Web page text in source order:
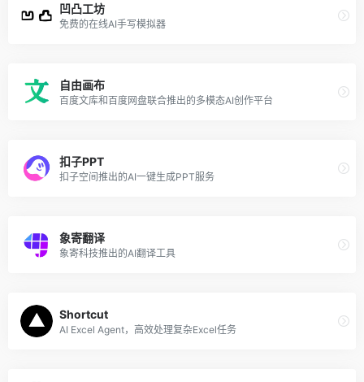
凹凸工坊
免费的在线AI手写模拟器
自由画布
百度文库和百度网盘联合推出的多模态AI创作平台
扣子PPT
扣子空间推出的AI一键生成PPT服务
象寄翻译
象寄科技推出的AI翻译工具
Shortcut
AI Excel Agent，高效处理复杂Excel任务